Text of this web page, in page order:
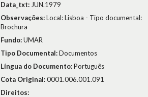
Data_txt: JUN.1979
Observações:Local: Lisboa - Tipo documental:
Brochura
Fundo:UMAR
Tipo Documental:Documentos
Língua do Documento:Português
Cota Original:0001.006.001.091
Direitos: